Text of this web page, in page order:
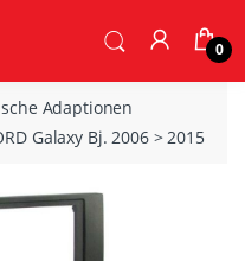
0
Adaptionen
Galaxy Bj. 2006 > 2015